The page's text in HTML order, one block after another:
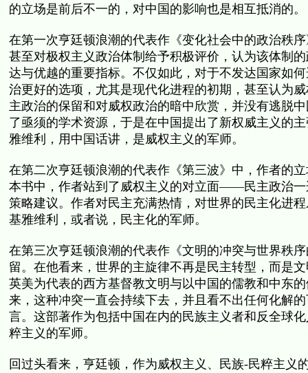
的立场是前后不一的，对中国的影响也是相互抵消的。
在第一次亨廷顿浪潮的代表作《变化社会中的政治秩
甚至对极权主义政治体制给予积极评价，认为该体制
达与优越的重要指标。不仅如此，对于不发达国家如
治更好的选项，尤其是现代化进程的初期，甚至认为
主政治的保留和对威权政治的暗中欣赏，并没有逃脱
了亟须的学术资源，于是在中国提出了新权威主义的
雅维利，用中国话讲，是威权主义的军师。
在第二次亨廷顿浪潮的代表作《第三波》中，作者的
本书中，作者站到了威权主义的对立面——民主政治
策略建议。作者对民主充满热情，对世界的民主化进
基雅维利，或者说，民主化的军师。
在第三次亨廷顿浪潮的代表作《文明的冲突与世界秩
留。在他看来，世界的主旋律不再是民主转型，而是
英美为代表的西方基督教文明与以中国的儒教和中东
来，这种冲突一直会持续下去，并且看不出任何化解
言。这部著作为包括中国在内的民族主义者和反全球
粹主义的军师。
回过头看来，亨廷顿，作为威权主义、民族-民粹主义